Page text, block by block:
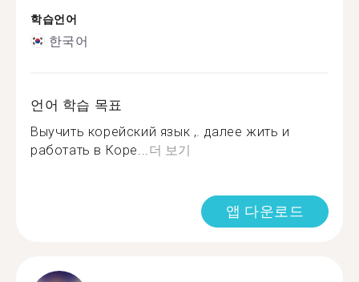
학습언어
한국어
언어 학습 목표
Выучить корейский язык ,. далее жить и
работать в Коре... 더 보기
앱 다운로드